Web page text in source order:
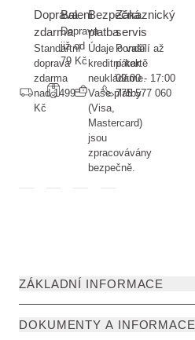
Doprava
zdarma
Standartní
doprava
zdarma
nad 1499
Kč
Balení
Doprava
již od
79 Kč
Bezpečná
platba
Údaje o vaší
kreditní kartě
neukládáme.
Vaše platby
(Visa,
Mastercard)
jsou
zpracovávány
bezpečně.
Zákaznický
servis
Pondělí až
pátek
09:00 - 17:00
775 577 060
ZÁKLADNÍ INFORMACE
DOKUMENTY A INFORMACE